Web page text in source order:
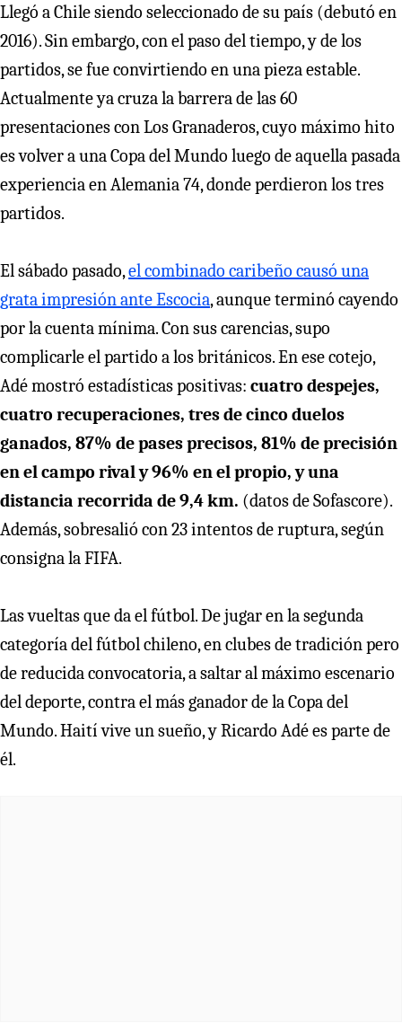
Llegó a Chile siendo seleccionado de su país (debutó en
2016). Sin embargo, con el paso del tiempo, y de los
partidos, se fue convirtiendo en una pieza estable.
Actualmente ya cruza la barrera de las 60
presentaciones con Los Granaderos, cuyo máximo hito
es volver a una Copa del Mundo luego de aquella pasada
experiencia en Alemania 74, donde perdieron los tres
partidos.
El sábado pasado,el combinado caribeño causó una
grata impresión ante Escocia, aunque terminó cayendo
por la cuenta mínima. Con sus carencias, supo
complicarle el partido a los británicos. En ese cotejo,
Adé mostró estadísticas positivas: cuatro despejes,
cuatro recuperaciones, tres de cinco duelos
ganados, 87% de pases precisos, 81% de precisión
en el campo rival y 96% en el propio, y una
distancia recorrida de 9,4 km. (datos de Sofascore).
Además, sobresalió con 23 intentos de ruptura, según
consigna la FIFA.
Las vueltas que da el fútbol. De jugar en la segunda
categoría del fútbol chileno, en clubes de tradición pero
de reducida convocatoria, a saltar al máximo escenario
del deporte, contra el más ganador de la Copa del
Mundo. Haití vive un sueño, y Ricardo Adé es parte de
él.